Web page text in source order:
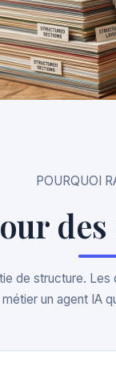
POURQUOI
de structure.
un agent IA